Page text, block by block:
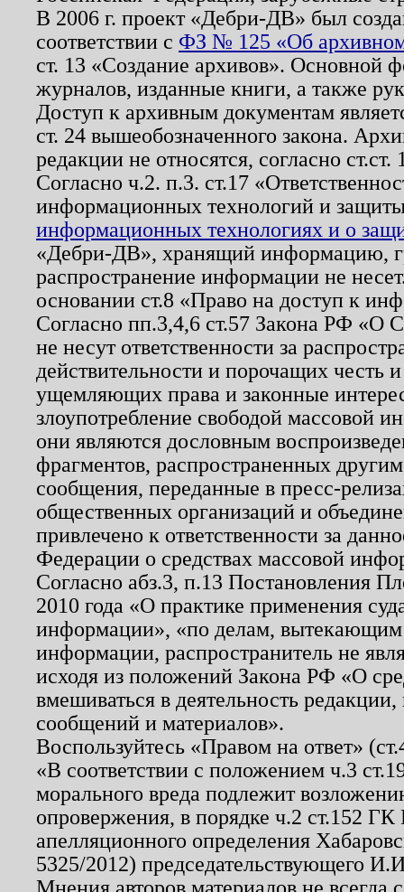
В 2006 г. проект «Дебри-ДВ» был
соответствии с ФЗ № 125 «Об
ст. 13 «Создание архивов». Основной
журналов, изданные книги, а также
Доступ к архивным документам
ст. 24 вышеобозначенного закона.
редакции не относятся, согласно
Согласно ч.2. п.3. ст.17
информационных технологий и
информационных технологиях и о
«Дебри-ДВ», хранящий информацию,
распространение информации не
основании ст.8 «Право на доступ к
Согласно пп.3,4,6 ст.57 Закона РФ «О
не несут ответственности за
действительности и порочащих честь
ущемляющих права и законные
злоупотребление свободой массовой
они являются дословным
фрагментов, распространенных
сообщения, переданные в пресс-
общественных организаций и
привлечено к ответственности за
Федерации о средствах массовой
Согласно абз.3, п.13 Постановления
2010 года «О практике применения
информации», «по делам, вытекающим
информации, распространитель не
исходя из положений Закона РФ «О
вмешиваться в деятельность
сообщений и материалов».
Воспользуйтесь «Правом на ответ»
«В соответствии с положением ч.3
морального вреда подлежит
опровержения, в порядке ч.2 ст.152
апелляционного определения
5325/2012) председательствующего
Мнения авторов материалов не